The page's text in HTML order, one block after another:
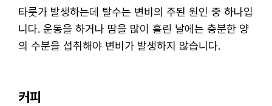
타룻가 발생하는데 탈수는 변비의 주된 원인 중 하나입
니다. 운동을 하거나 땀을 많이 흘린 날에는 충분한 양
의 수분을 섭취해야 변비가 발생하지 않습니다.
커피